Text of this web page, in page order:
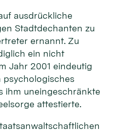
ausdrückliche
Stadtdechanten zu
ernannt. Zu
ein nicht
Jahr 2001 eindeutig
psychologisches
ihm uneingeschränkte
attestierte.